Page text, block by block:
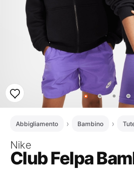
Abbigliamento Bambino
Nike
Club Felpa